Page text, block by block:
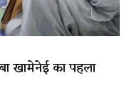
खामेनेई का पहला